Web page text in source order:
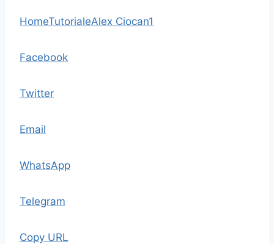
HomeTutorialeAlex Ciocan1
Facebook
Twitter
Email
WhatsApp
Telegram
Copy URL